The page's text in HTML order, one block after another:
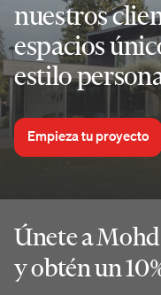
nuestros
espacios
estilo
Empieza tu proyecto
Únete a Mohd
y obtén un